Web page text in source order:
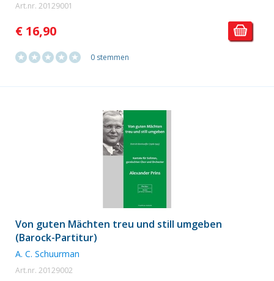
Art.nr. 20129001
€ 16,90
0 stemmen
Von guten Mächten treu und still umgeben
(Barock-Partitur)
A. C. Schuurman
Art.nr. 20129002